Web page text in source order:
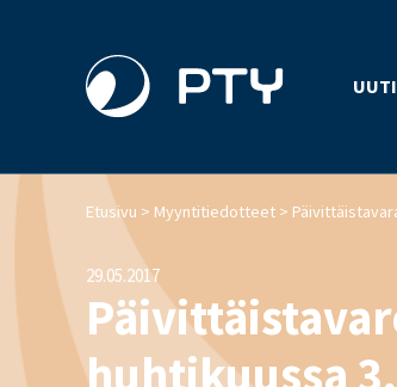
Etusivu > Myyntitiedotteet >
29.05.2017
huhtikuussa